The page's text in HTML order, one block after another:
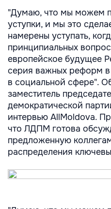
"Думаю, что мы можем
уступки, и мы это
намерены уступать,
принципиальных
европейское будущее
серия важных реформ
в социальной сфере".
заместитель
демократической
интервью AllMoldova.
что ЛДПМ готова
предложенную
распределения